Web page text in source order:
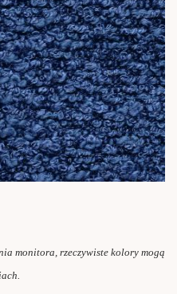
monitora, rzeczywiste kolory mogą